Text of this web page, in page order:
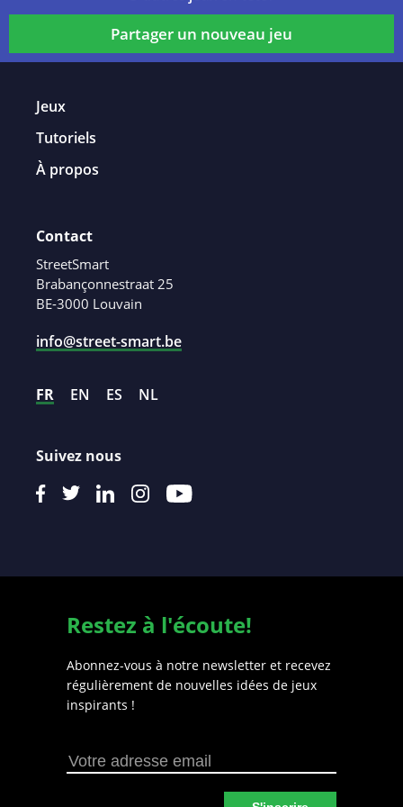
Partager un nouveau jeu
Jeux
Tutoriels
À propos
Contact
StreetSmart
Brabançonnestraat 25
BE-3000 Louvain
info@street-smart.be
FR EN ES NL
Suivez nous
Restez à l'écoute!
Abonnez-vous à notre newsletter et recevez
régulièrement de nouvelles idées de jeux
inspirants !